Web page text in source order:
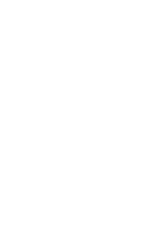
ve diğer